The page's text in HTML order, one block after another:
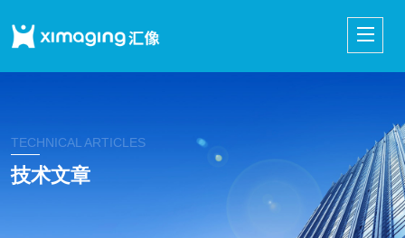
TECHNICAL ARTICLES
技术文章